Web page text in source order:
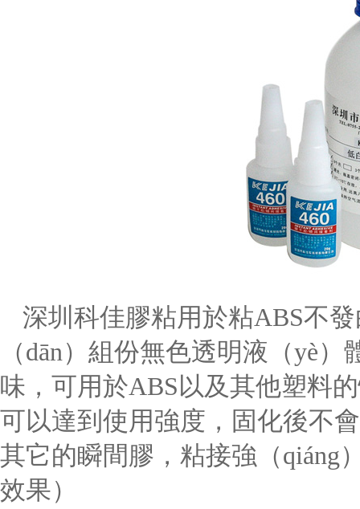
深圳科佳膠粘用於粘ABS不
（dān）組份無色透明液（yè
味，可用於ABS以及其他塑料
可以達到使用強度，固化後不
其它的瞬間膠，粘接強（qiáng
效果）